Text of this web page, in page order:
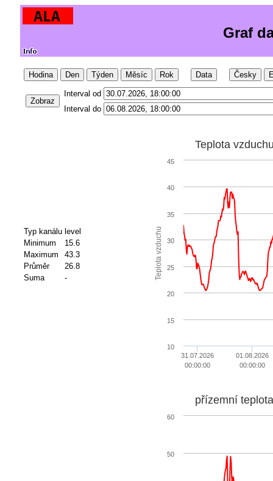
Graf
Hodina Den Týden Měsíc Rok Data Česky
Zobraz
Interval od
Interval do
Typ kanálu level
Minimum
15.6
Maximum
43.3
Průměr
26.8
Suma
- Teplota vzduchu
Teplota
31.07.2026
00:00:00
01.08.2026
00:00:00
10
15
20
25
30
35
40
45
přízemní
50
60